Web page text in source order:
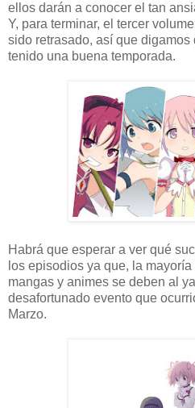
ellos darán a conocer el tan
Y, para terminar, el tercer
sido retrasado, así que
tenido una buena temporada.
Habrá que esperar a ver qué
los episodios ya que, la
mangas y animes se deben al
desafortunado evento que
Marzo.